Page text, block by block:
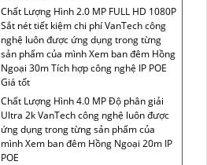
Chất Lượng Hình 2.0 MP FULL HD 1080P
Sắt nét tiết kiệm chi phí VanTech công
nghệ luôn được ứng dụng trong từng
sản phẩm của mình Xem ban đêm Hồng
Ngoại 30m Tích hợp công nghệ IP POE
Giá tốt
Chất Lượng Hình 4.0 MP Độ phân giải
Ultra 2k VanTech công nghệ luôn được
ứng dụng trong từng sản phẩm của
mình Xem ban đêm Hồng Ngoại 20m IP
POE